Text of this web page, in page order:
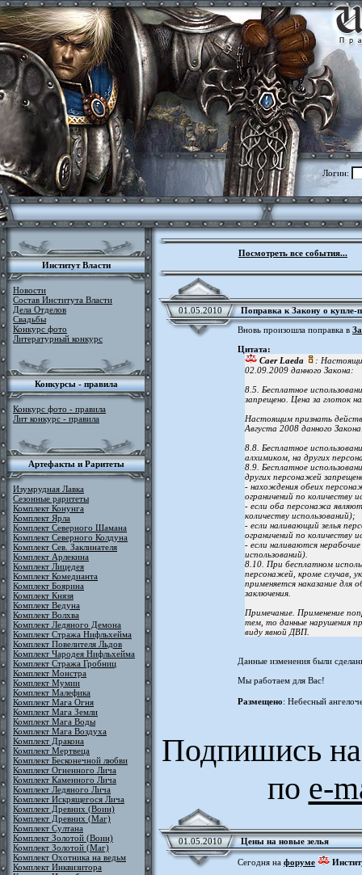
Логин:
Институт Власти
Новости
Состав Института Власти
Дела Отделов
Свадьбы
Конкурс фото
Литературный конкурс
Конкурсы - правила
Конкурс фото - правила
Лит конкурс - правила
Артефакты и Раритеты
Изумрудная Лавка
Сезонные раритеты
Комплект Конунга
Комплект Ярла
Комплект Северного Шамана
Комплект Северного Колдуна
Комплект Сев. Заклинателя
Комплект Арлекина
Комплект Лицедея
Комплект Комедианта
Комплект Боярина
Комплект Князя
Комплект Ведуна
Комплект Волхва
Комплект Ледяного Демона
Комплект Стража Нифльхейма
Комплект Повелителя Льдов
Комплект Чародея Нифльхейма
Комплект Стража Гробниц
Комплект Монстра
Комплект Мумии
Комплект Малефика
Комплект Мага Огня
Комплект Мага Земли
Комплект Мага Воды
Комплект Мага Воздуха
Комплект Дракона
Комплект Мертвеца
Комплект Бесконечной любви
Комплект Огненного Лича
Комплект Каменного Лича
Комплект Ледяного Лича
Комплект Искрящегося Лича
Комплект Древних (Воин)
Комплект Древних (Маг)
Комплект Султана
Комплект Золотой (Воин)
Комплект Золотой (Маг)
Комплект Охотника на ведьм
Комплект Инквизитора
Посмотреть все события...
01.05.2010
Поправка к Закону о купле-
Вновь произошла поправка в
Цитата:
Caer Laeda
:
02.09.2009 данного Закона:
8.5. Бесплатное
запрещено. Цена за глоток
Настоящим признать
Августа 2008 данного
8.8. Бесплатное
алхимиком, на других
8.9. Бесплатное
других персонажей
- нахождения обеих
ограничений по количеству
- если оба персонажа
количеству использований);
- если наливающий зелья
ограничений по количеству
- если наливаются нерабочие
использований).
8.10. При бесплатном
персонажей, кроме случав,
применяется наказание для
заключения.
Примечание. Применение
тем, то данные нарушения
виду явной ДВП.
Данные изменения были
Мы работаем для Вас!
Размещено: Небесный
Подпишись
по e-
01.05.2010 Цены на новые зелья
Сегодня на форуме